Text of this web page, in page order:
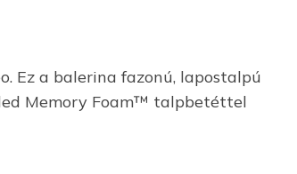
Ez a balerina fazonú, lapostalpú
Memory Foam™ talpbetéttel